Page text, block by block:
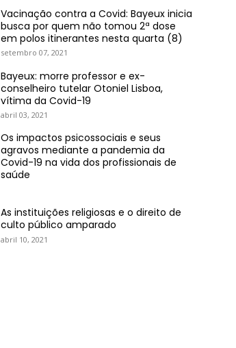
Vacinação contra a Covid: Bayeux inicia
busca por quem não tomou 2ª dose
em polos itinerantes nesta quarta (8)
setembro 07, 2021
Bayeux: morre professor e ex-
conselheiro tutelar Otoniel Lisboa,
vítima da Covid-19
abril 03, 2021
Os impactos psicossociais e seus
agravos mediante a pandemia da
Covid-19 na vida dos profissionais de
saúde
As instituições religiosas e o direito de
culto público amparado
abril 10, 2021